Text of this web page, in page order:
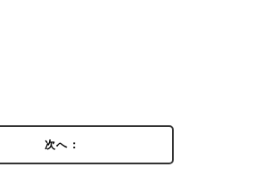
次へ：